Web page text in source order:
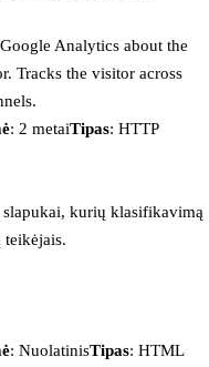
Analytics about the
Tracks the visitor across
: 2 metaiTipas: HTTP
kurių klasifikavimą
: NuolatinisTipas: HTML